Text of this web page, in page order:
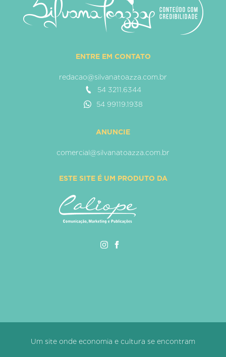
ENTRE EM CONTATO
redacao@silvanatoazza.com.br
54 3211.6344
54 99119.1938
ANUNCIE
comercial@silvanatoazza.com.br
ESTE SITE É UM PRODUTO DA
Um site onde economia e cultura se encontram